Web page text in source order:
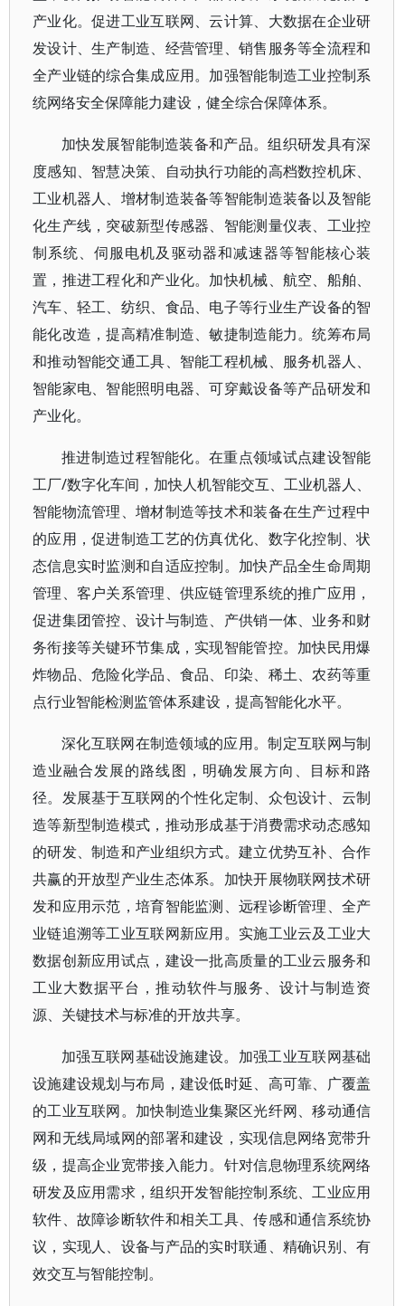
产业化。促进工业互联网、云计算、大数据在企业研
发设计、生产制造、经营管理、销售服务等全流程和
全产业链的综合集成应用。加强智能制造工业控制系
统网络安全保障能力建设，健全综合保障体系。
加快发展智能制造装备和产品。组织研发具有深
度感知、智慧决策、自动执行功能的高档数控机床、
工业机器人、增材制造装备等智能制造装备以及智能
化生产线，突破新型传感器、智能测量仪表、工业控
制系统、伺服电机及驱动器和减速器等智能核心装
置，推进工程化和产业化。加快机械、航空、船舶、
汽车、轻工、纺织、食品、电子等行业生产设备的智
能化改造，提高精准制造、敏捷制造能力。统筹布局
和推动智能交通工具、智能工程机械、服务机器人、
智能家电、智能照明电器、可穿戴设备等产品研发和
产业化。
推进制造过程智能化。在重点领域试点建设智能
工厂/数字化车间，加快人机智能交互、工业机器人、
智能物流管理、增材制造等技术和装备在生产过程中
的应用，促进制造工艺的仿真优化、数字化控制、状
态信息实时监测和自适应控制。加快产品全生命周期
管理、客户关系管理、供应链管理系统的推广应用，
促进集团管控、设计与制造、产供销一体、业务和财
务衔接等关键环节集成，实现智能管控。加快民用爆
炸物品、危险化学品、食品、印染、稀土、农药等重
点行业智能检测监管体系建设，提高智能化水平。
深化互联网在制造领域的应用。制定互联网与制
造业融合发展的路线图，明确发展方向、目标和路
径。发展基于互联网的个性化定制、众包设计、云制
造等新型制造模式，推动形成基于消费需求动态感知
的研发、制造和产业组织方式。建立优势互补、合作
共赢的开放型产业生态体系。加快开展物联网技术研
发和应用示范，培育智能监测、远程诊断管理、全产
业链追溯等工业互联网新应用。实施工业云及工业大
数据创新应用试点，建设一批高质量的工业云服务和
工业大数据平台，推动软件与服务、设计与制造资
源、关键技术与标准的开放共享。
加强互联网基础设施建设。加强工业互联网基础
设施建设规划与布局，建设低时延、高可靠、广覆盖
的工业互联网。加快制造业集聚区光纤网、移动通信
网和无线局域网的部署和建设，实现信息网络宽带升
级，提高企业宽带接入能力。针对信息物理系统网络
研发及应用需求，组织开发智能控制系统、工业应用
软件、故障诊断软件和相关工具、传感和通信系统协
议，实现人、设备与产品的实时联通、精确识别、有
效交互与智能控制。